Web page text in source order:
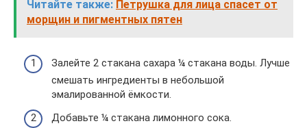
Читайте также: Петрушка для лица спасет от
морщин и пигментных пятен
Залейте 2 стакана сахара ¼ стакана воды. Лучше
смешать ингредиенты в небольшой
эмалированной ёмкости.
Добавьте ¼ стакана лимонного сока.